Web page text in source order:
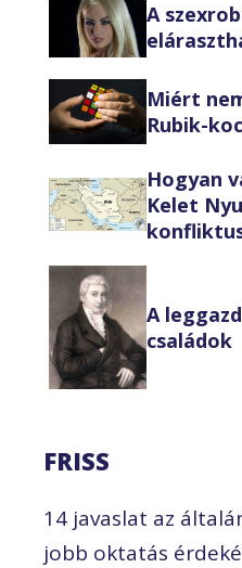
A
Miért
Rubik-
Hogyan
Kelet
A
családok
FRISS
14 javaslat az
jobb oktatás